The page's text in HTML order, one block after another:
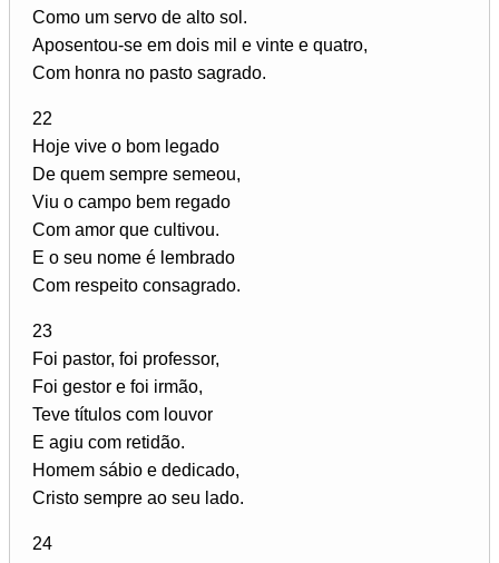
Como um servo de alto sol.
Aposentou-se em dois mil e vinte e quatro,
Com honra no pasto sagrado.
22
Hoje vive o bom legado
De quem sempre semeou,
Viu o campo bem regado
Com amor que cultivou.
E o seu nome é lembrado
Com respeito consagrado.
23
Foi pastor, foi professor,
Foi gestor e foi irmão,
Teve títulos com louvor
E agiu com retidão.
Homem sábio e dedicado,
Cristo sempre ao seu lado.
24